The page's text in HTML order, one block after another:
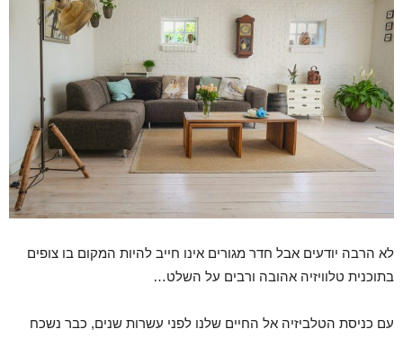
לא הרבה יודעים אבל חדר מגורים אינו חייב להיות המקום בו צופים
בתוכנית טלוויזיה אהובה ורבים על השלט…
עם כניסת הטלביזיה אל החיים שלנו לפני עשרות שנים, כבר נשכח